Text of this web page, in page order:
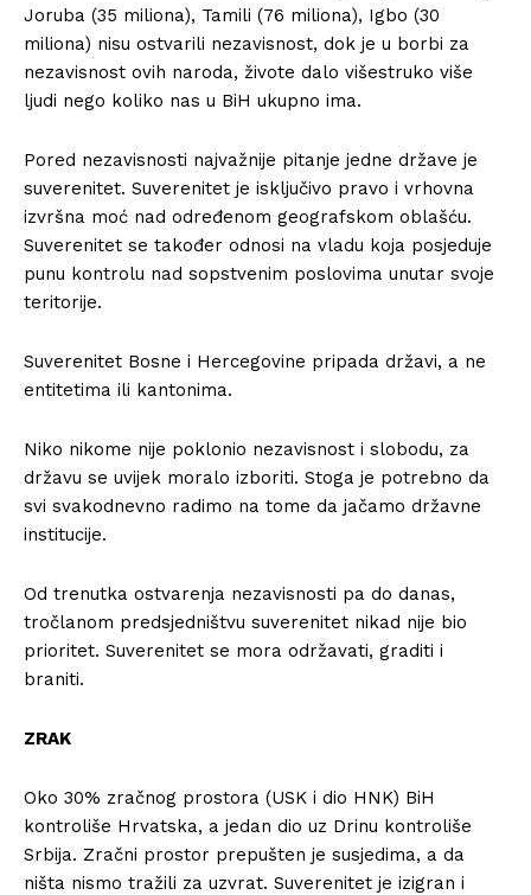
Joruba (35 miliona), Tamili (76 miliona), Igbo (30
miliona) nisu ostvarili nezavisnost, dok je u borbi za
nezavisnost ovih naroda, živote dalo višestruko više
ljudi nego koliko nas u BiH ukupno ima.
Pored nezavisnosti najvažnije pitanje jedne države je
suverenitet. Suverenitet je isključivo pravo i vrhovna
izvršna moć nad određenom geografskom oblašću.
Suverenitet se također odnosi na vladu koja posjeduje
punu kontrolu nad sopstvenim poslovima unutar svoje
teritorije.
Suverenitet Bosne i Hercegovine pripada državi, a ne
entitetima ili kantonima.
Niko nikome nije poklonio nezavisnost i slobodu, za
državu se uvijek moralo izboriti. Stoga je potrebno da
svi svakodnevno radimo na tome da jačamo državne
institucije.
Od trenutka ostvarenja nezavisnosti pa do danas,
tročlanom predsjedništvu suverenitet nikad nije bio
prioritet. Suverenitet se mora održavati, graditi i
braniti.
ZRAK
Oko 30% zračnog prostora (USK i dio HNK) BiH
kontroliše Hrvatska, a jedan dio uz Drinu kontroliše
Srbija. Zračni prostor prepušten je susjedima, a da
ništa nismo tražili za uzvrat. Suverenitet je izigran i